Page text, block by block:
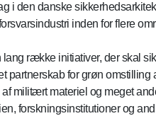
i den danske
inden for flere
række initiativer, der skal
partnerskab for grøn
militært materiel og meget
forskningsinstitutioner og